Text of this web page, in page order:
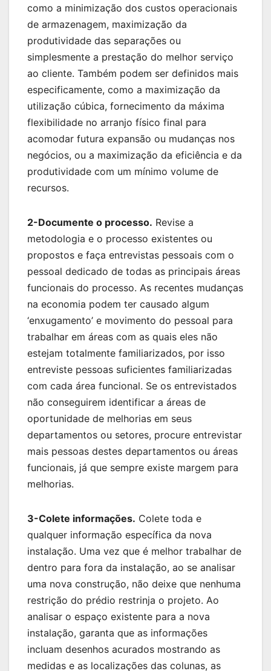
como a minimização dos custos operacionais
de armazenagem, maximização da
produtividade das separações ou
simplesmente a prestação do melhor serviço
ao cliente. Também podem ser definidos mais
especificamente, como a maximização da
utilização cúbica, fornecimento da máxima
flexibilidade no arranjo físico final para
acomodar futura expansão ou mudanças nos
negócios, ou a maximização da eficiência e da
produtividade com um mínimo volume de
recursos.
2-Documente o processo. Revise a
metodologia e o processo existentes ou
propostos e faça entrevistas pessoais com o
pessoal dedicado de todas as principais áreas
funcionais do processo. As recentes mudanças
na economia podem ter causado algum
‘enxugamento’ e movimento do pessoal para
trabalhar em áreas com as quais eles não
estejam totalmente familiarizados, por isso
entreviste pessoas suficientes familiarizadas
com cada área funcional. Se os entrevistados
não conseguirem identificar a áreas de
oportunidade de melhorias em seus
departamentos ou setores, procure entrevistar
mais pessoas destes departamentos ou áreas
funcionais, já que sempre existe margem para
melhorias.
3-Colete informações. Colete toda e
qualquer informação específica da nova
instalação. Uma vez que é melhor trabalhar de
dentro para fora da instalação, ao se analisar
uma nova construção, não deixe que nenhuma
restrição do prédio restrinja o projeto. Ao
analisar o espaço existente para a nova
instalação, garanta que as informações
incluam desenhos acurados mostrando as
medidas e as localizações das colunas, as